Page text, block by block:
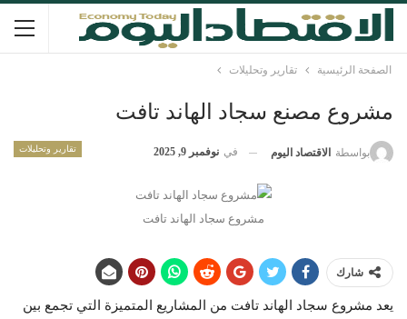
الصفحة الرئيسية تقارير وتحليلات
مشروع مصنع سجاد الهاند تافت
تقارير وتحليلات بواسطة الاقتصاد اليوم في نوفمبر 9, 2025
مشروع سجاد الهاند تافت
شارك
يعد مشروع سجاد الهاند تافت من المشاريع المتميزة التي تجمع بين